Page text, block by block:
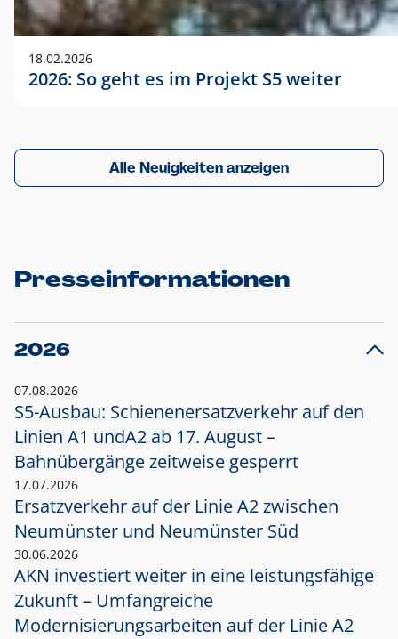
18.02.2026
2026: So geht es im Projekt S5 weiter
Alle Neuigkeiten anzeigen
Presseinformationen
2026
07.08.2026
S5-Ausbau: Schienenersatzverkehr auf den
Linien A1 undA2 ab 17. August –
Bahnübergänge zeitweise gesperrt
17.07.2026
Ersatzverkehr auf der Linie A2 zwischen
Neumünster und Neumünster Süd
30.06.2026
AKN investiert weiter in eine leistungsfähige
Zukunft – Umfangreiche
Modernisierungsarbeiten auf der Linie A2